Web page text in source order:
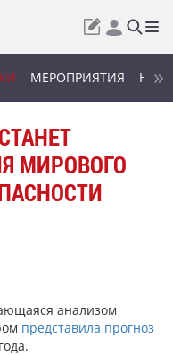
МЕРОПРИЯТИЯ
МИРОВОГО
анализом
представила прогноз